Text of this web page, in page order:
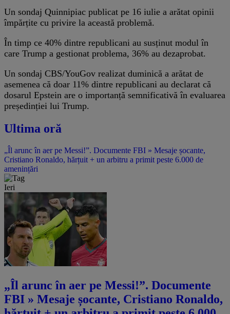
Un sondaj Quinnipiac publicat pe 16 iulie a arătat opinii
împărțite cu privire la această problemă.
În timp ce 40% dintre republicani au susținut modul în
care Trump a gestionat problema, 36% au dezaprobat.
Un sondaj CBS/YouGov realizat duminică a arătat de
asemenea că doar 11% dintre republicani au declarat că
dosarul Epstein are o importanță semnificativă în evaluarea
președinției lui Trump.
Ultima oră
„Îl arunc în aer pe Messi!”. Documente FBI » Mesaje șocante,
Cristiano Ronaldo, hărțuit + un arbitru a primit peste 6.000 de
amenințări
Ieri
„Îl arunc în aer pe Messi!”. Documente
FBI » Mesaje șocante, Cristiano Ronaldo,